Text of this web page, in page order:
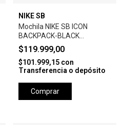
NIKE SB
Mochila NIKE SB ICON
BACKPACK-BLACK
ANTHRACITE
$119.999,00
$101.999,15 con
Transferencia o depósito
Comprar